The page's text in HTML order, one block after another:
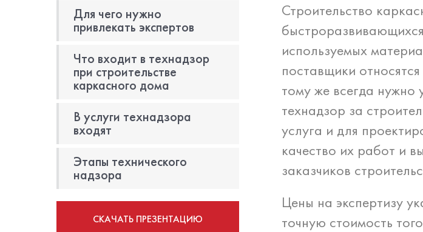
Для чего нужно
привлекать экспертов
Что входит в технадзор
при строительстве
каркасного дома
В услуги технадзора
входят
Этапы технического
надзора
СКАЧАТЬ ПРЕЗЕНТАЦИЮ
Строительство
используемых
поставщики
тому же всегда
технадзор за
услуга и для
качество их работ и
заказчиков
Цены на экспертизу
точную стоимость